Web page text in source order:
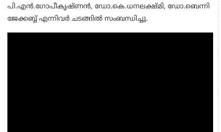
പി.എൻ.ഗോപീകൃഷ്ണൻ, ഡോ.കെ.ധനലക്ഷ്മി, ഡോ.ബെന്നി
ജേക്കബ്ബ് എന്നിവർ ചടങ്ങിൽ സംബന്ധിച്ചു.